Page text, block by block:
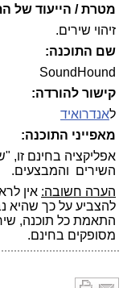
מטרת / הייעוד של
זיהוי שירים.
שם התוכנה:
SoundHound
קישור להורדה:
לאנדרואיד
מאפייני התוכנה:
אפליקציה בחינם
השירים והמבצעים.
הערה חשובה: אין
להצביע על כך שהיא
התאמת כל תוכנה,
מסופקים בחינם.